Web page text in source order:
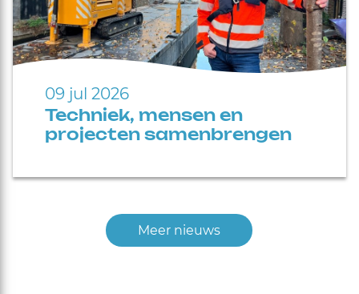
09 jul 2026
Techniek, mensen en
projecten samenbrengen
Meer nieuws